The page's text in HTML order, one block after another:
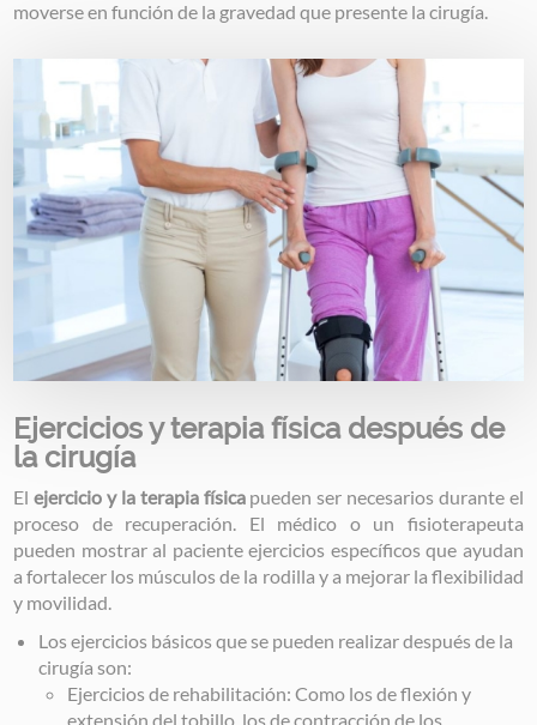
moverse en función de la gravedad que presente la cirugía.
Ejercicios y terapia física después de
la cirugía
Elejercicio y la terapia físicapueden ser necesarios durante el
proceso de recuperación. El médico o un fisioterapeuta
pueden mostrar al paciente ejercicios específicos que ayudan
a fortalecer los músculos de la rodilla y a mejorar la flexibilidad
y movilidad.
Los ejercicios básicos que se pueden realizar después de la
cirugía son:
Ejercicios de rehabilitación: Como los de flexión y
extensión del tobillo, los de contracción de los